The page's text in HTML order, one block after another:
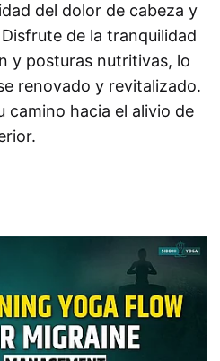
del dolor de cabeza y
de la tranquilidad
y posturas nutritivas, lo
renovado y revitalizado.
camino hacia el alivio de